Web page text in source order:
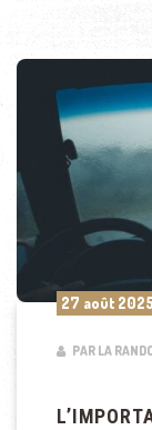
27 août 2025
PAR LA